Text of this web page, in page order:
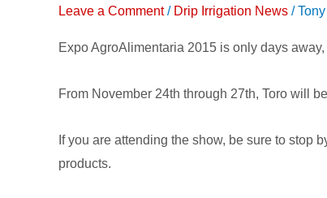
Leave a Comment / Drip Irrigation News /
Expo AgroAlimentaria 2015 is only days
From November 24th through 27th, Toro will
If you are attending the show, be sure to stop
products.
at
AgroAlimentaria